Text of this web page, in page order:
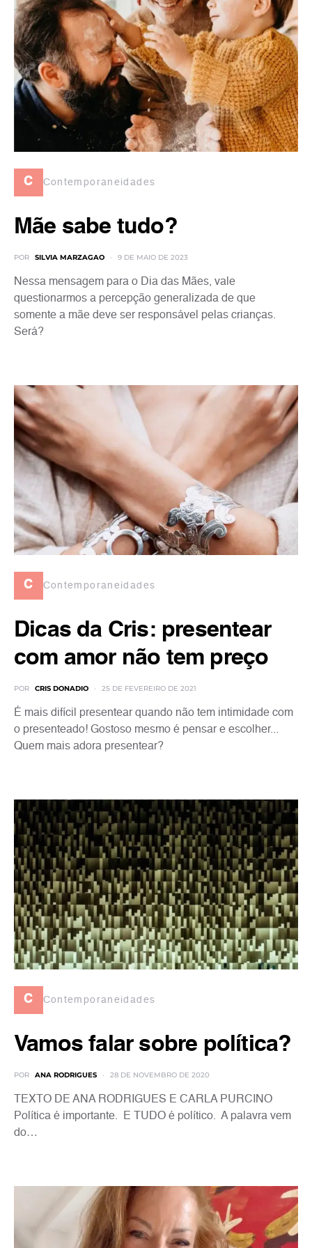
c Contemporaneidades
Mãe sabe tudo?
POR SILVIA MARZAGAO 9 DE MAIO DE 2023
Nessa mensagem para o Dia das Mães, vale
questionarmos a percepção generalizada de que
somente a mãe deve ser responsável pelas crianças.
Será?
c Contemporaneidades
Dicas da Cris: presentear
com amor não tem preço
POR CRIS DONADIO 25 DE FEVEREIRO DE 2021
É mais difícil presentear quando não tem intimidade com
o presenteado! Gostoso mesmo é pensar e escolher...
Quem mais adora presentear?
c Contemporaneidades
Vamos falar sobre política?
POR ANA RODRIGUES 28 DE NOVEMBRO DE 2020
TEXTO DE ANA RODRIGUES E CARLA PURCINO
Política é importante. E TUDO é político. A palavra vem
do…